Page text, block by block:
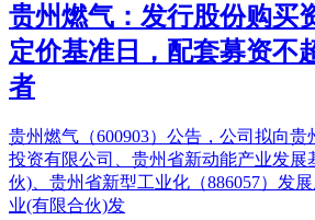
贵州燃气：发行股份购买
定价基准日，配套募资不
者
贵州燃气（600903）公告，公司拟向贵
投资有限公司、贵州省新动能产业发展
伙)、贵州省新型工业化（886057）发
业(有限合伙)发